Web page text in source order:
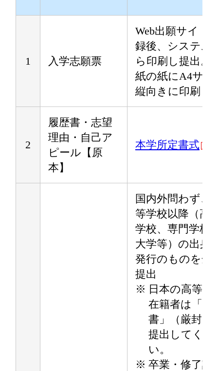
1 入学志願票
Web出願サイト
録後、システム
ら印刷し提出。
紙の紙にA4サイ
縦向きに印刷
2
履歴書・志望
理由・自己ア
ピール【原
本】
本学所定書式
国内外問わず、
等学校以降（高
学校、専門学校
大学等）の出身
発行のものを全
提出
※ 日本の高等学
在籍者は「調
書」（厳封）
提出してくだ
い。
※ 卒業・修了証